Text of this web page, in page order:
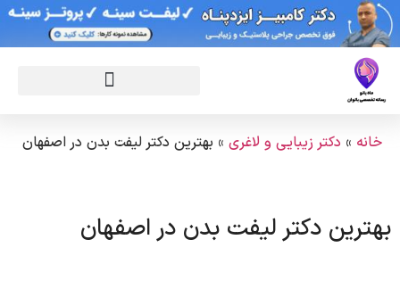
خانه » دکتر زیبایی و لاغری » بهترین دکتر لیفت بدن در اصفهان
بهترین دکتر لیفت بدن در اصفهان